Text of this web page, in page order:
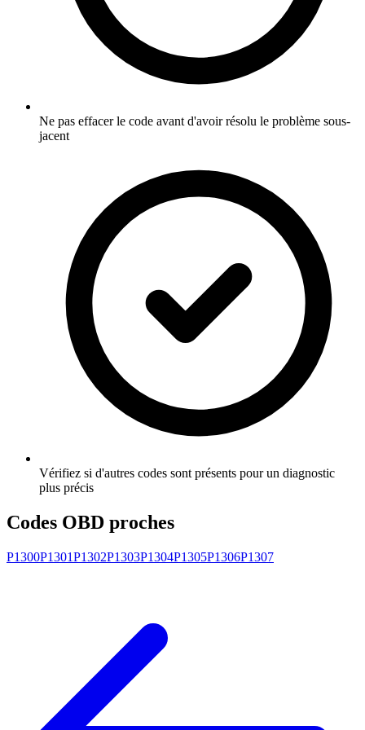
Ne pas effacer le code avant d'avoir résolu le problème sous-
jacent
Vérifiez si d'autres codes sont présents pour un diagnostic
plus précis
Codes OBD proches
P1300P1301P1302P1303P1304P1305P1306P1307